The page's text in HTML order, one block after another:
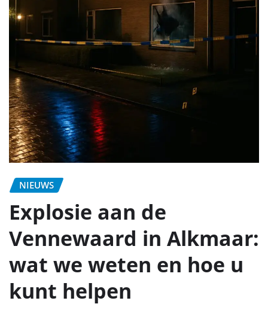
NIEUWS
Explosie aan de
Vennewaard in Alkmaar:
wat we weten en hoe u
kunt helpen